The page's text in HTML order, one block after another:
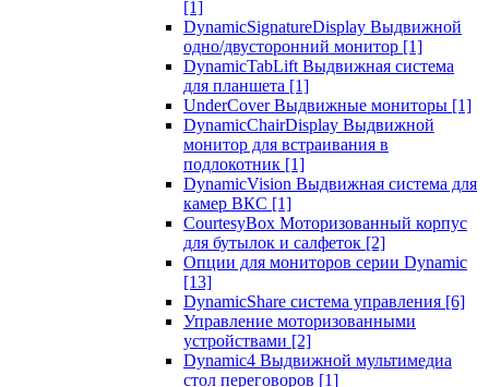
[1]
DynamicSignatureDisplay Выдвижной
одно/двусторонний монитор [1]
DynamicTabLift Выдвижная система
для планшета [1]
UnderCover Выдвижные мониторы [1]
DynamicChairDisplay Выдвижной
монитор для встраивания в
подлокотник [1]
DynamicVision Выдвижная система для
камер ВКС [1]
CourtesyBox Моторизованный корпус
для бутылок и салфеток [2]
Опции для мониторов серии Dynamic
[13]
DynamicShare система управления [6]
Управление моторизованными
устройствами [2]
Dynamic4 Выдвижной мультимедиа
стол переговоров [1]